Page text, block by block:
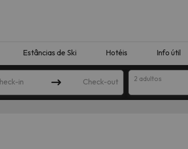
Estâncias de Ski Hotéis Info útil
in Check-out 2 adultos